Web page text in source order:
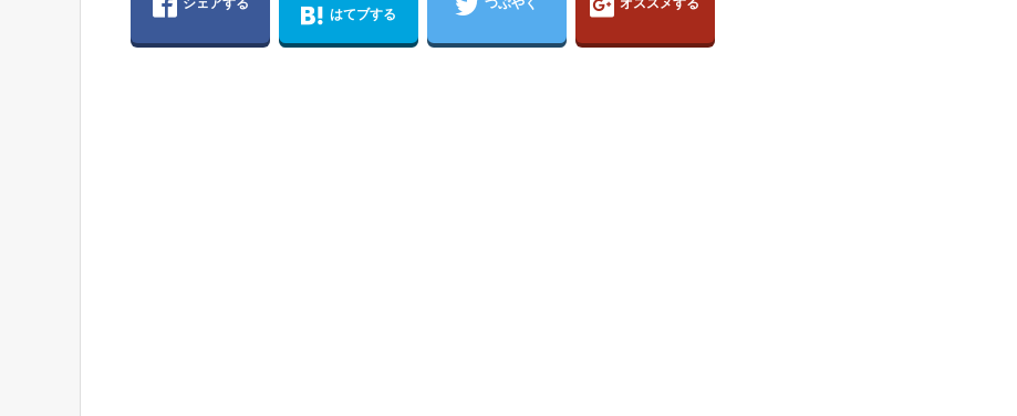
はてブする